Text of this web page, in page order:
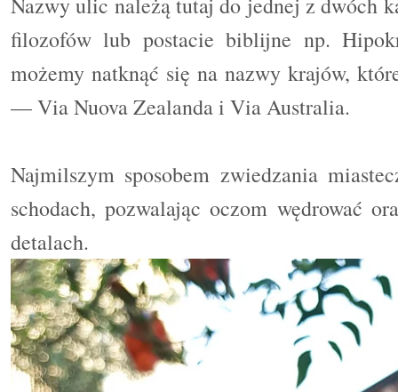
filozofów lub postacie biblijne np.
możemy natknąć się na nazwy krajów,
— Via Nuova Zealanda i Via Australia.
Najmilszym sposobem zwiedzania
schodach, pozwalając oczom wędrować
detalach.